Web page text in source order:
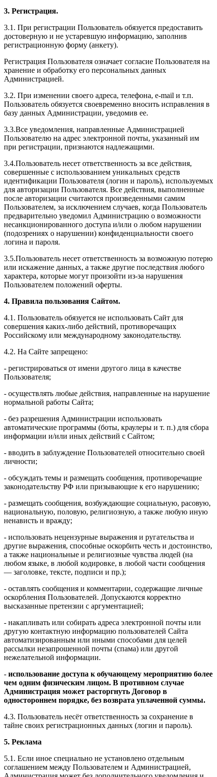
3. Регистрация.
3.1. При регистрации Пользователь обязуется предоставить
достоверную и не устаревшую информацию, заполнив
регистрационную форму (анкету).
Регистрация Пользователя означает согласие Пользователя на
хранение и обработку его персональных данных
Администрацией.
3.2. При изменении своего адреса, телефона, e-mail и т.п.
Пользователь обязуется своевременно вносить исправления в
базу данных Администрации, уведомив ее.
3.3.Все уведомления, направленные Администрацией
Пользователю на адрес электронной почты, указанный им
при регистрации, признаются надлежащими.
3.4.Пользователь несет ответственность за все действия,
совершенные с использованием уникальных средств
идентификации Пользователя (логин и пароль), используемых
для авторизации Пользователя. Все действия, выполненные
после авторизации считаются произведенными самим
Пользователем, за исключением случаев, когда Пользователь
предварительно уведомил Администрацию о возможности
несанкционированного доступа и/или о любом нарушении
(подозрениях о нарушении) конфиденциальности своего
логина и пароля.
3.5.Пользователь несет ответственность за возможную потерю
или искажение данных, а также другие последствия любого
характера, которые могут произойти из-за нарушения
Пользователем положений оферты.
4. Правила пользования Сайтом.
4.1. Пользователь обязуется не использовать Сайт для
совершения каких-либо действий, противоречащих
Российскому или международному законодательству.
4.2. На Сайте запрещено:
- регистрироваться от имени другого лица в качестве
Пользователя;
- осуществлять любые действия, направленные на нарушение
нормальной работы Сайта;
- без разрешения Администрации использовать
автоматические программы (боты, краулеры и т. п.) для сбора
информации и/или иных действий с Сайтом;
- вводить в заблуждение Пользователей относительно своей
личности;
- обсуждать темы и размещать сообщения, противоречащие
законодательству РФ или призывающие к его нарушению;
- размещать сообщения, возбуждающие социальную, расовую,
национальную, половую, религиозную, а также любую иную
ненависть и вражду;
- использовать нецензурные выражения и ругательства и
другие выражения, способные оскорбить честь и достоинство,
а также национальные и религиозные чувства людей (на
любом языке, в любой кодировке, в любой части сообщения
— заголовке, тексте, подписи и пр.);
- оставлять сообщения и комментарии, содержащие личные
оскорбления Пользователей. Допускаются корректно
высказанные претензии с аргументацией;
- накапливать или собирать адреса электронной почты или
другую контактную информацию пользователей Сайта
автоматизированным или иными способами для целей
рассылки незапрошенной почты (спама) или другой
нежелательной информации.
- использование доступа к обучающему мероприятию более
чем одним физическим лицом. В противном случае
Администрация может расторгнуть Договор в
одностороннем порядке, без возврата уплаченной суммы.
4.3. Пользователь несёт ответственность за сохранение в
тайне своих регистрационных данных (логин и пароль).
5. Реклама
5.1. Если иное специально не установлено отдельным
соглашением между Пользователем и Администрацией,